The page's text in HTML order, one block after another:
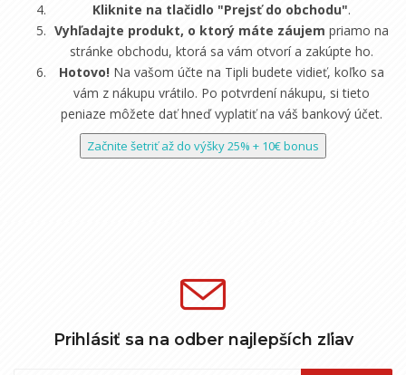
Kliknite na tlačidlo "Prejsť do obchodu".
Vyhľadajte produkt, o ktorý máte záujem priamo na
stránke obchodu, ktorá sa vám otvorí a zakúpte ho.
Hotovo! Na vašom účte na Tipli budete vidieť, koľko sa
vám z nákupu vrátilo. Po potvrdení nákupu, si tieto
peniaze môžete dať hneď vyplatiť na váš bankový účet.
Začnite šetriť až do výšky 25% + 10€ bonus
Prihlásiť sa na odber najlepších zľiav